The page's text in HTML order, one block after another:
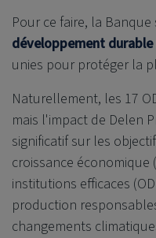
Pour ce faire, la Banque
développement durable
unies pour protéger la
Naturellement, les 17
mais l'impact de Delen
significatif sur les
croissance économique
institutions efficaces
production
changements